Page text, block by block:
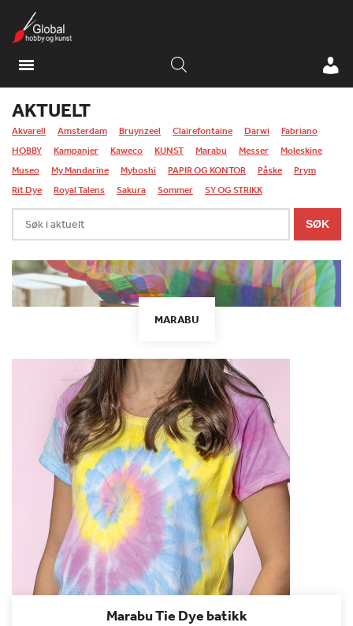
AKTUELT
Akvarell Amsterdam Bruynzeel Clairefontaine Darwi
Fabriano
HOBBY
Kampanjer Kaweco KUNST Marabu Messer
Moleskine
Museo
My Mandarine Myboshi PAPIR OG KONTOR Påske
Prym
Rit Dye
Royal Talens Sakura Sommer SY OG STRIKK
Søk
i
SØK
MARABU
Marabu Tie Dye batikk